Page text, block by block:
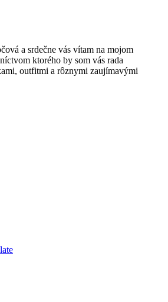
a srdečne vás vítam na mojom
ktorého by som vás rada
outfitmi a rôznymi zaujímavými